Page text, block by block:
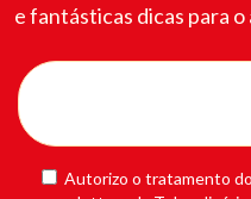
e fantásticas dicas para o
Autorizo o tratamento